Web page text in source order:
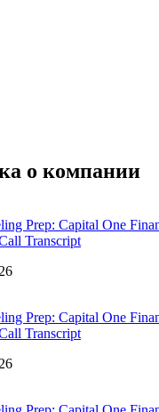
о компании
Transcript
Transcript